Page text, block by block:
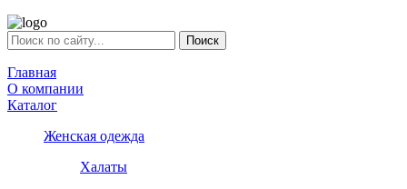
Главная
О компании
Каталог
Женская одежда
Халаты